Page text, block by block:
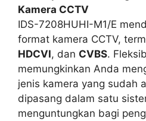
Kamera CCTV
IDS-7208HUHI-M1/E
format kamera CCTV,
HDCVI, dan CVBS.
memungkinkan Anda
jenis kamera yang sudah
dipasang dalam satu
menguntungkan bagi